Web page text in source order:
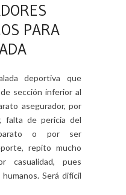
PARA
deportiva que
sección inferior al
asegurador, por
falta de pericia del
o por ser
repito mucho
casualidad, pues
Será difícil